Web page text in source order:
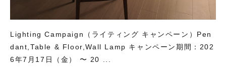
Lighting Campaign（ライティング キャンペーン）Pen
dant,Table & Floor,Wall Lamp キャンペーン期間：202
6年7月17日（金） 〜 20 ...